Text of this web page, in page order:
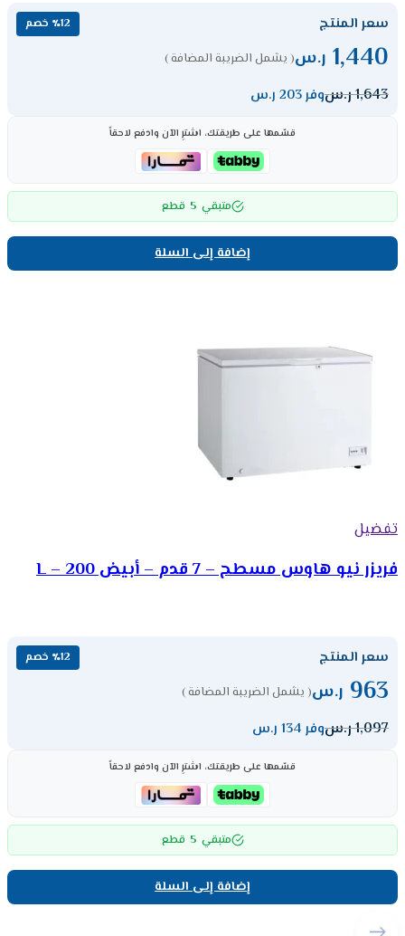
سعر المنتج ٪12 خصم
1,440 ر.س( يشمل الضريبة المضافة )
1,643ر.سوفر 203 ر.س
قسّمها على طريقتك، اشترِ الآن وادفع لاحقاً
متبقي 5 قطع
إضافة إلى السلة
تفضيل
فريزر نيو هاوس مسطح – 7 قدم – أبيض 200 – L
سعر المنتج ٪12 خصم
963 ر.س( يشمل الضريبة المضافة )
1,097ر.سوفر 134 ر.س
قسّمها على طريقتك، اشترِ الآن وادفع لاحقاً
متبقي 5 قطع
إضافة إلى السلة